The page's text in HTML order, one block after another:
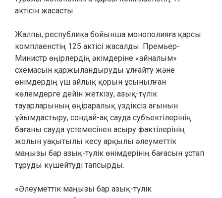
актісін жасасты.
Жалпы, республика бойынша монополияға қарсы
комплаенстің 125 актісі жасалды. Премьер-
Министр өңірлердің әкімдеріне «айналым»
схемасын қаржыландыруды ұлғайту және
өнімдердің үш айлық қорын ұсынылған
көлемдерге дейін жеткізу, азық-түлік
тауарларының өңіраралық үздіксіз ағынын
ұйымдастыру, сондай-ақ сауда субъектілерінің
бағаны сауда үстемесінен асыру фактілерінің
жолын уақытылы кесу арқылы әлеуметтік
маңызы бар азық-түлік өнімдерінің бағасын ұстап
тұруды күшейтуді тапсырды.
«Әлеуметтік маңызы бар азық-түлік